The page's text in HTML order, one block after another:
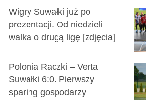
Wigry Suwałki już po
prezentacji. Od niedzieli
walka o drugą ligę [zdjęcia]
Polonia Raczki – Verta
Suwałki 6:0. Pierwszy
sparing gospodarzy